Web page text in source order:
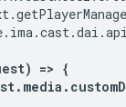
=> {